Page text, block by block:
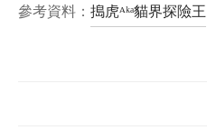
參考資料： 搗虎ᴬᵏᵃ貓界探險王